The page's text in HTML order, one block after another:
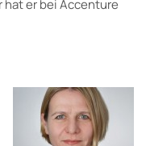
hat er bei Accenture